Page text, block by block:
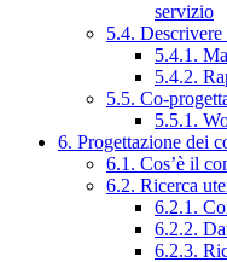
servizio
5.4.
5.4.1.
5.4.2.
5.5. Co-
5.5.1.
6. Progettazione dei
6.1. Cos’è il
6.2. Ricerca
6.2.1.
6.2.2.
6.2.3.